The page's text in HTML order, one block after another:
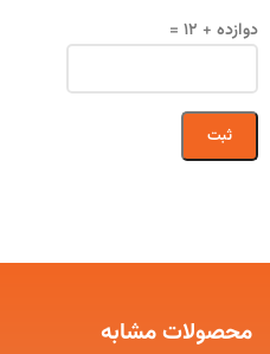
دوازده + 12 =
محصولات مشابه